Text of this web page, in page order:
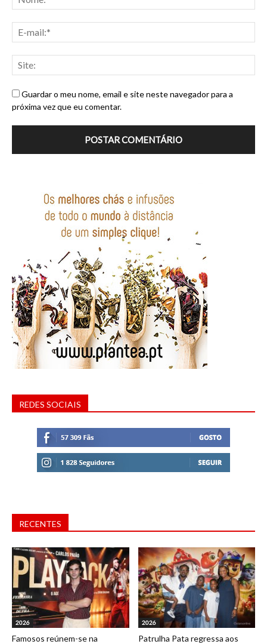
Guardar o meu nome, email e site neste navegador para a
próxima vez que eu comentar.
REDES SOCIAIS
RECENTES
2026
Famosos reúnem-se na
2026
Patrulha Pata regressa aos